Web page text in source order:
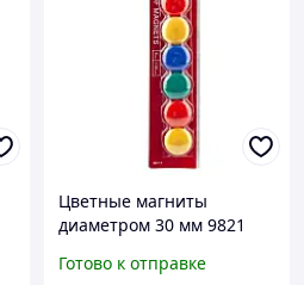
Цветные магниты
диаметром 30 мм 9821
организации
Готово к отправке